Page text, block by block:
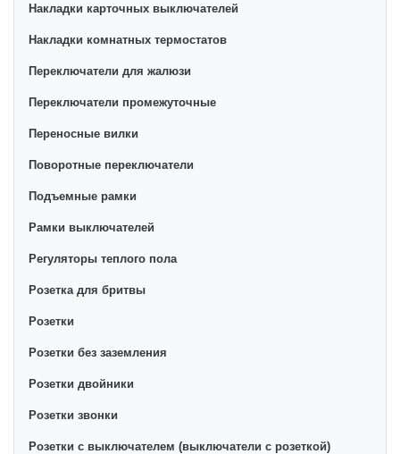
Накладки карточных выключателей
Накладки комнатных термостатов
Переключатели для жалюзи
Переключатели промежуточные
Переносные вилки
Поворотные переключатели
Подъемные рамки
Рамки выключателей
Регуляторы теплого пола
Розетка для бритвы
Розетки
Розетки без заземления
Розетки двойники
Розетки звонки
Розетки с выключателем (выключатели с розеткой)